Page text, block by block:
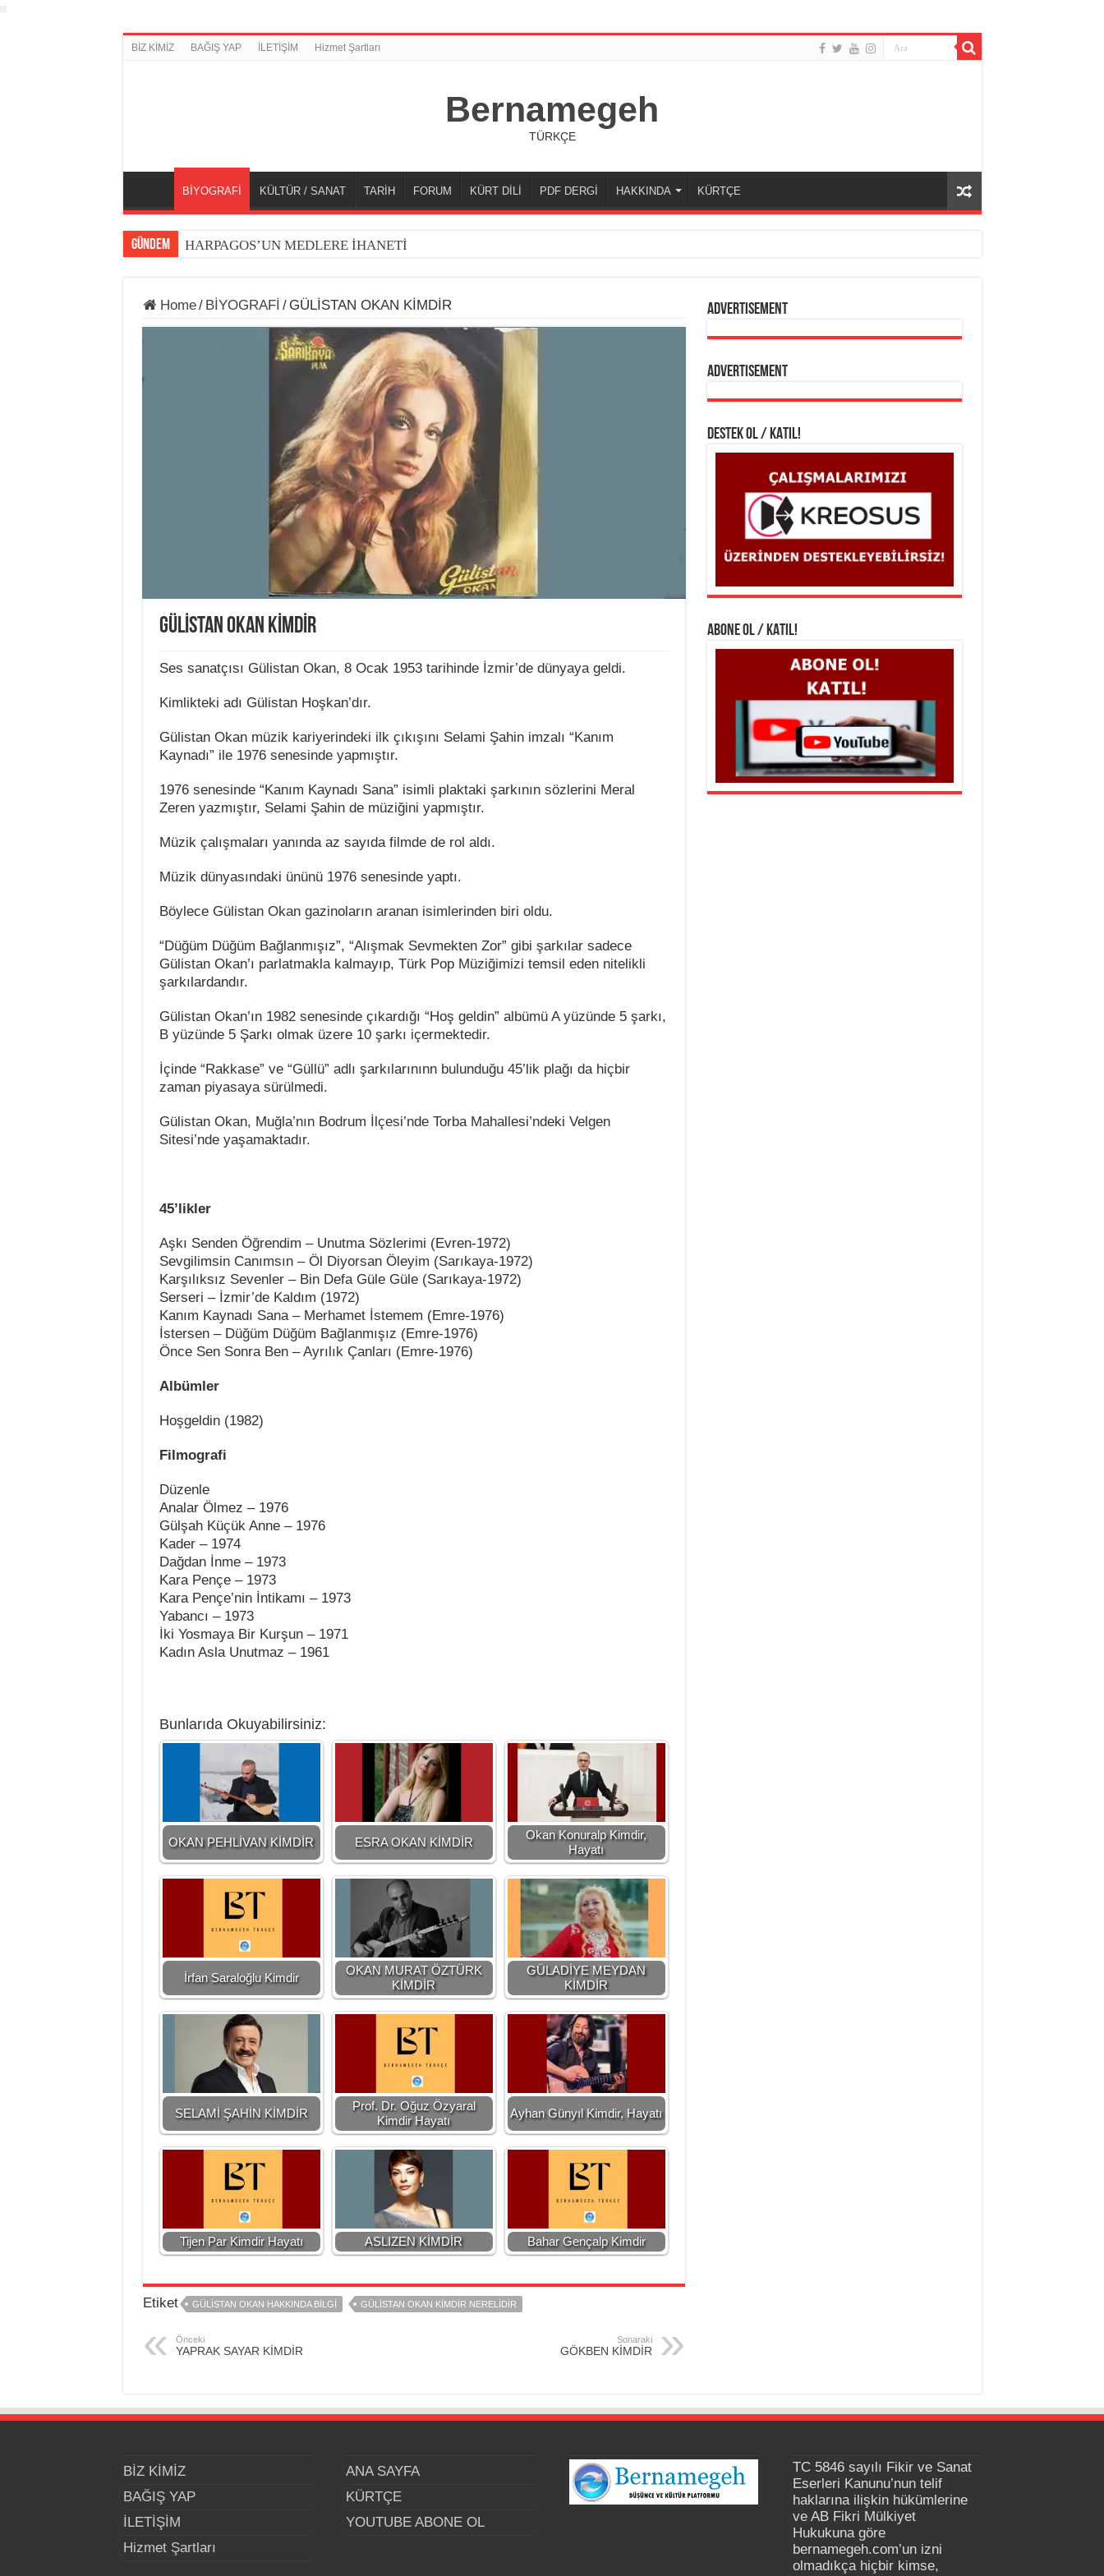
BİZ KİMİZ BAĞIŞ YAP İLETİŞİM Hizmet Şartları
Bernamegeh
TÜRKÇE
BİYOGRAFİ KÜLTÜR / SANAT TARİH FORUM KÜRT DİLİ PDF DERGİ HAKKINDA KÜRTÇE
GÜNDEM HARPAGOS’UN MEDLERE İHANETİ
Home/ BİYOGRAFİ / GÜLİSTAN OKAN KİMDİR
GÜLİSTAN OKAN KİMDİR
Ses sanatçısı Gülistan Okan, 8 Ocak 1953 tarihinde İzmir’de dünyaya geldi.
Kimlikteki adı Gülistan Hoşkan’dır.
Gülistan Okan müzik kariyerindeki ilk çıkışını Selami Şahin imzalı “Kanım
Kaynadı” ile 1976 senesinde yapmıştır.
1976 senesinde “Kanım Kaynadı Sana” isimli plaktaki şarkının sözlerini Meral
Zeren yazmıştır, Selami Şahin de müziğini yapmıştır.
Müzik çalışmaları yanında az sayıda filmde de rol aldı.
Müzik dünyasındaki ününü 1976 senesinde yaptı.
Böylece Gülistan Okan gazinoların aranan isimlerinden biri oldu.
“Düğüm Düğüm Bağlanmışız”, “Alışmak Sevmekten Zor” gibi şarkılar sadece
Gülistan Okan’ı parlatmakla kalmayıp, Türk Pop Müziğimizi temsil eden nitelikli
şarkılardandır.
Gülistan Okan’ın 1982 senesinde çıkardığı “Hoş geldin” albümü A yüzünde 5 şarkı,
B yüzünde 5 Şarkı olmak üzere 10 şarkı içermektedir.
İçinde “Rakkase” ve “Güllü” adlı şarkılarınınn bulunduğu 45’lik plağı da hiçbir
zaman piyasaya sürülmedi.
Gülistan Okan, Muğla’nın Bodrum İlçesi’nde Torba Mahallesi’ndeki Velgen
Sitesi’nde yaşamaktadır.
45’likler
Aşkı Senden Öğrendim – Unutma Sözlerimi (Evren-1972)
Sevgilimsin Canımsın – Öl Diyorsan Öleyim (Sarıkaya-1972)
Karşılıksız Sevenler – Bin Defa Güle Güle (Sarıkaya-1972)
Serseri – İzmir’de Kaldım (1972)
Kanım Kaynadı Sana – Merhamet İstemem (Emre-1976)
İstersen – Düğüm Düğüm Bağlanmışız (Emre-1976)
Önce Sen Sonra Ben – Ayrılık Çanları (Emre-1976)
Albümler
Hoşgeldin (1982)
Filmografi
Düzenle
Analar Ölmez – 1976
Gülşah Küçük Anne – 1976
Kader – 1974
Dağdan İnme – 1973
Kara Pençe – 1973
Kara Pençe’nin İntikamı – 1973
Yabancı – 1973
İki Yosmaya Bir Kurşun – 1971
Kadın Asla Unutmaz – 1961
Bunlarıda Okuyabilirsiniz:
OKAN PEHLİVAN KİMDİR ESRA OKAN KİMDİR
Okan Konuralp Kimdir,
Hayatı
İrfan Saraloğlu Kimdir
OKAN MURAT ÖZTÜRK
KİMDİR
GÜLADİYE MEYDAN
KİMDİR
SELAMİ ŞAHİN KİMDİR
Prof. Dr. Oğuz Özyaral
Kimdir Hayatı
Ayhan Günyıl Kimdir, Hayatı
Tijen Par Kimdir Hayatı ASLIZEN KİMDİR Bahar Gençalp Kimdir
Etiket GÜLİSTAN OKAN HAKKINDA BİLGİ GÜLİSTAN OKAN KİMDİR NERELİDİR
Önceki
YAPRAK SAYAR KİMDİR
Sonaraki
GÖKBEN KİMDİR
Advertisement
Advertisement
DESTEK OL / KATIL!
ABONE OL / KATIL!
BİZ KİMİZ
BAĞIŞ YAP
İLETİŞİM
Hizmet Şartları
ANA SAYFA
KÜRTÇE
YOUTUBE ABONE OL
TC 5846 sayılı Fikir ve Sanat
Eserleri Kanunu’nun telif
haklarına ilişkin hükümlerine
ve AB Fikri Mülkiyet
Hukukuna göre
bernamegeh.com’un izni
olmadıkça hiçbir kimse,